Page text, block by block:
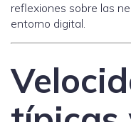
reflexiones sobre las
entorno digital.